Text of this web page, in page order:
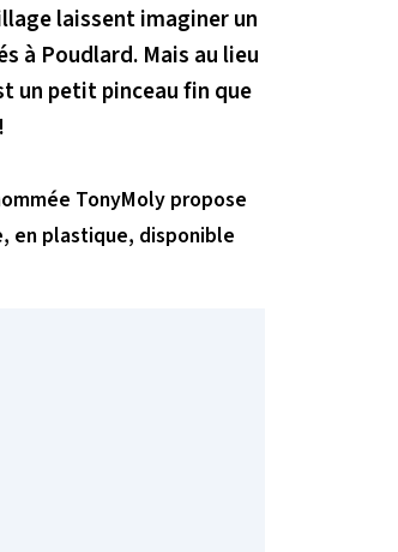
laissent imaginer un
à Poudlard. Mais au lieu
un petit pinceau fin que
TonyMoly propose
en plastique, disponible